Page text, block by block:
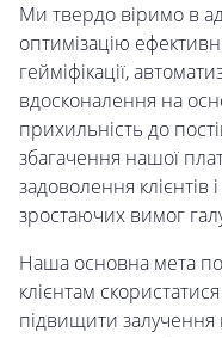
Ми твердо віримо в
оптимізацію
гейміфікації,
вдосконалення на
прихильність до
збагачення нашої
задоволення клієнтів
зростаючих вимог
Наша основна мета
клієнтам
підвищити залучення